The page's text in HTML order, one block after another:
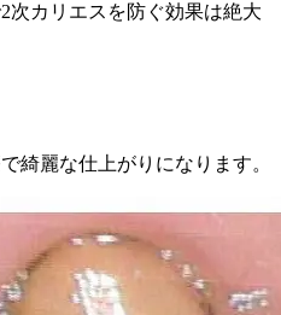
次カリエスを防ぐ効果は絶大
綺麗な仕上がりになります。